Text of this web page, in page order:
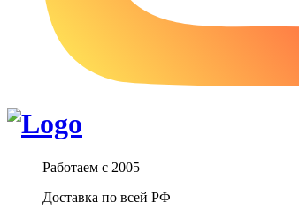
Работаем с 2005
Доставка по всей РФ